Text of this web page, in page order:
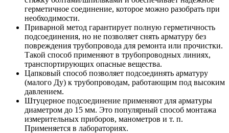
герметичное соединение, которое можно разобрать при
необходимости.
Приварной метод гарантирует полную герметичность
подсоединения, но не позволяет снять арматуру без
повреждения трубопровода для ремонта или прочистки.
Такой способ применяют в трубопроводных линиях,
транспортирующих опасные вещества.
Цапковый способ позволяет подсоединять арматуру
(малого Ду) к трубопроводам, работающим под высоким
давлением.
Штуцерное подсоединение применяют для арматуры
диаметром до 15 мм. Это популярный способ монтажа
измерительных приборов, манометров и т. п.
Применяется в лабораториях.